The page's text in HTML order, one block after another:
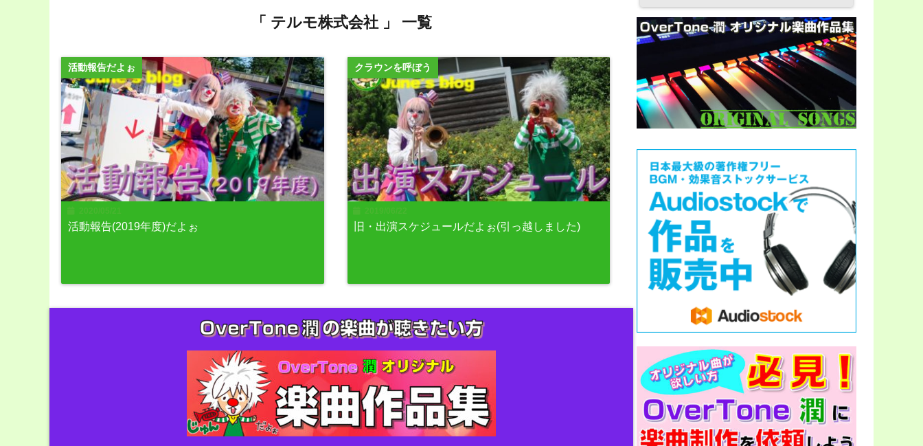
「 テルモ株式会社 」 一覧
活動報告だよぉ
活動報告(2019年度)だよぉ
クラウンを呼ぼう
旧・出演スケジュールだよぉ(引っ越しました)